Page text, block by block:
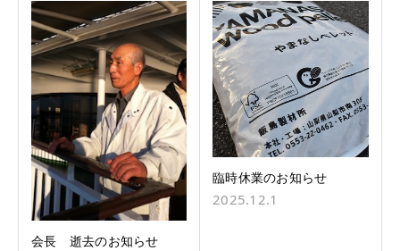
会長 逝去のお知らせ
臨時休業のお知らせ
2025.12.1